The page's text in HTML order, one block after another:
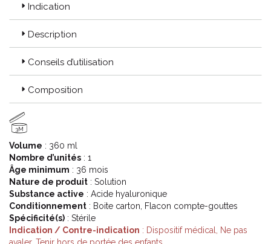
Indication
Description
Conseils d’utilisation
Composition
3M
Volume : 360 ml
Nombre d’unités : 1
Âge minimum : 36 mois
Nature de produit : Solution
Substance active : Acide hyaluronique
Conditionnement : Boite carton, Flacon compte-gouttes
Spécificité(s) : Stérile
Indication / Contre-indication : Dispositif médical, Ne pas